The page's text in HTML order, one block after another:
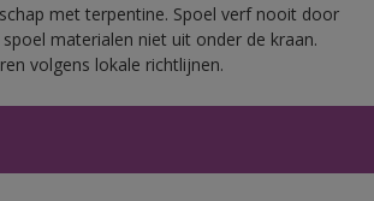
met terpentine. Spoel verf nooit door
materialen niet uit onder de kraan.
volgens lokale richtlijnen.